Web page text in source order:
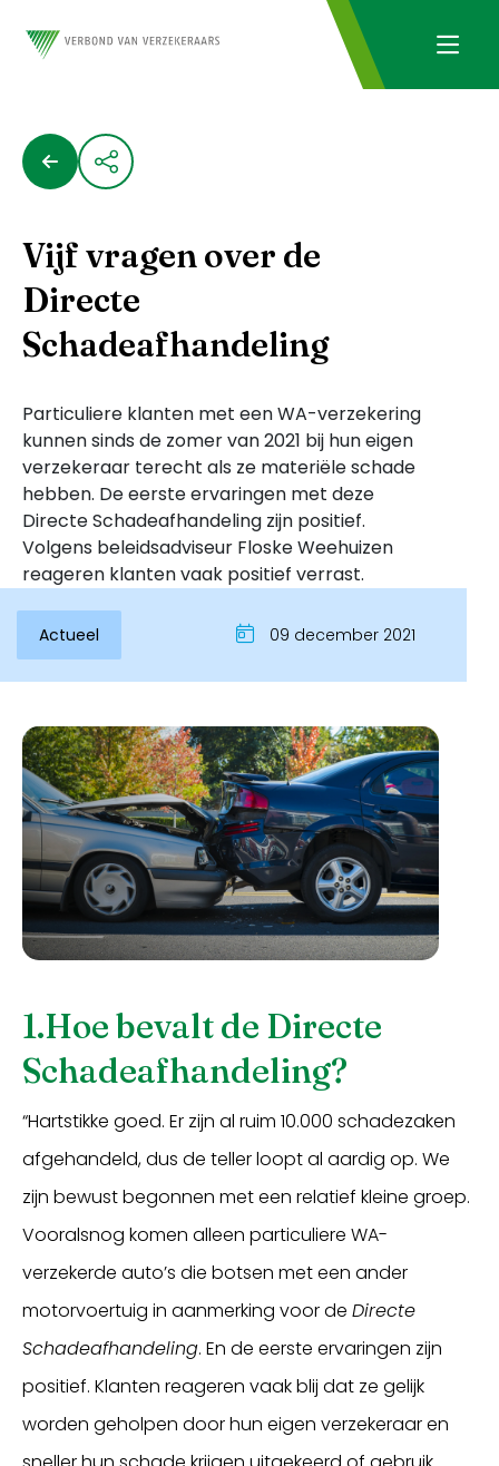
Inloggen
Vijf vragen over de
Directe
Schadeafhandeling
Particuliere klanten met een WA-verzekering
kunnen sinds de zomer van 2021 bij hun eigen
verzekeraar terecht als ze materiële schade
hebben. De eerste ervaringen met deze
Directe Schadeafhandeling zijn positief.
Volgens beleidsadviseur Floske Weehuizen
reageren klanten vaak positief verrast.
Actueel 09 december 2021
1.Hoe bevalt de Directe
Schadeafhandeling?
“Hartstikke goed. Er zijn al ruim 10.000 schadezaken
afgehandeld, dus de teller loopt al aardig op. We
zijn bewust begonnen met een relatief kleine groep.
Vooralsnog komen alleen particuliere WA-
verzekerde auto’s die botsen met een ander
motorvoertuig in aanmerking voor de Directe
Schadeafhandeling. En de eerste ervaringen zijn
positief. Klanten reageren vaak blij dat ze gelijk
worden geholpen door hun eigen verzekeraar en